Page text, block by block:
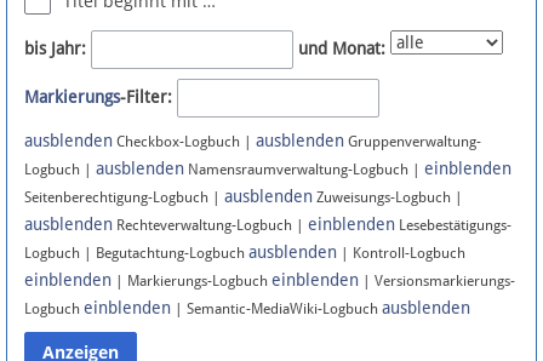
Newsletter
Bluesky
Facebook
Instagram
Anmelden
bis Jahr: und Monat:
Markierungs-Filter:
ausblenden Checkbox-Logbuch | ausblenden Gruppenverwaltung-
Logbuch | ausblenden Namensraumverwaltung-Logbuch | einblenden
Seitenberechtigung-Logbuch | ausblenden Zuweisungs-Logbuch |
ausblenden Rechteverwaltung-Logbuch | einblenden Lesebestätigungs-
Logbuch | Begutachtung-Logbuch ausblenden | Kontroll-Logbuch
einblenden | Markierungs-Logbuch einblenden | Versionsmarkierungs-
Logbuch einblenden | Semantic-MediaWiki-Logbuch ausblenden